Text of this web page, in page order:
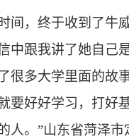
，终于收到了牛
中跟我讲了她自己
很多大学里面的故
要好好学习，打好
人。”山东省菏泽市